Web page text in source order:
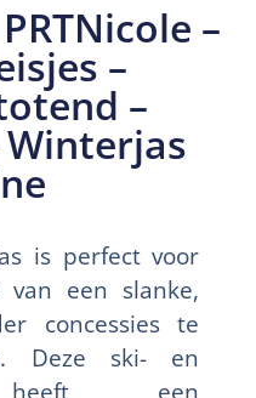
–
–
–
Winterjas
is perfect voor
een slanke,
concessies te
Deze ski- en